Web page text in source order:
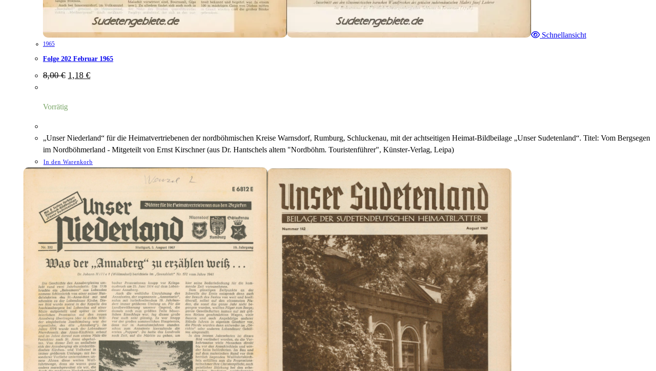
Schnellansicht
1965
Folge 202 Februar 1965
8,00€ Ursprünglicher
Preis
1,18 €Aktueller
Preis
Vorrätig
„Unser Niederland“ für die Heimatvertriebenen der nordböhmischen Kreise Warnsdorf, Rumburg, Schluckenau, mit der achtseitigen Heimat-Bildbeilage „Unser Sudetenland“. Titel: Vom Bergsegen
im Nordböhmerland - Mitgeteilt von Ernst Kirschner (aus Dr. Hantschels altem "Nordböhm. Touristenführer", Künster-Verlag, Leipa)
In den Warenkorb